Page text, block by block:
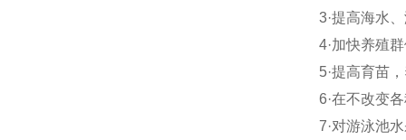
3·提高海水
4·加快养殖
5·提高育苗
6·在不改变
7·对游泳池